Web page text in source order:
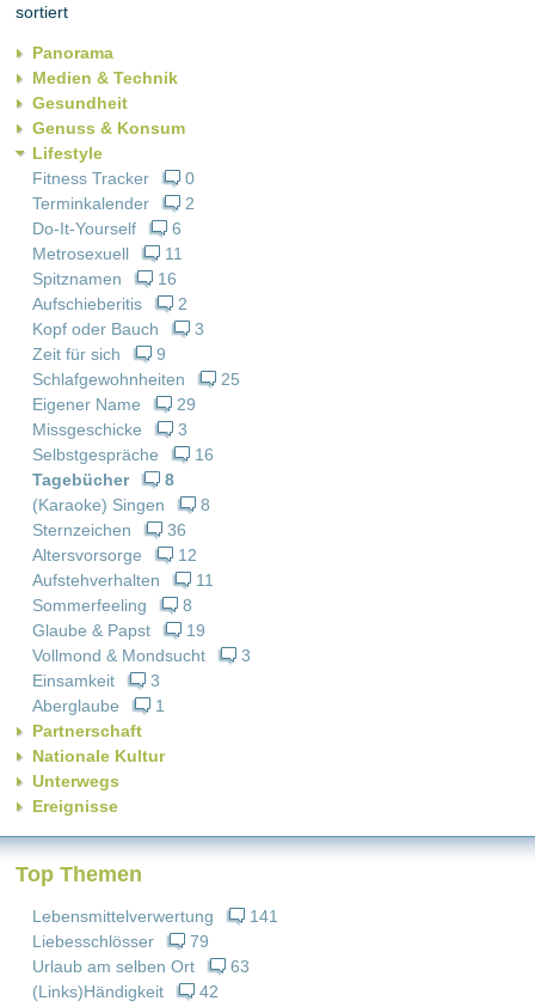
sortiert
Panorama
Medien & Technik
Gesundheit
Genuss & Konsum
Lifestyle
Fitness Tracker
0
Terminkalender
2
Do-It-Yourself
6
Metrosexuell
11
Spitznamen
16
Aufschieberitis
2
Kopf oder Bauch
3
Zeit für sich
9
Schlafgewohnheiten
25
Eigener Name
29
Missgeschicke
3
Selbstgespräche
16
Tagebücher
8
(Karaoke) Singen
8
Sternzeichen
36
Altersvorsorge
12
Aufstehverhalten
11
Sommerfeeling
8
Glaube & Papst
19
Vollmond & Mondsucht
3
Einsamkeit
3
Aberglaube
1
Partnerschaft
Nationale Kultur
Unterwegs
Ereignisse
Top Themen
Lebensmittelverwertung
141
Liebesschlösser
79
Urlaub am selben Ort
63
(Links)Händigkeit
42